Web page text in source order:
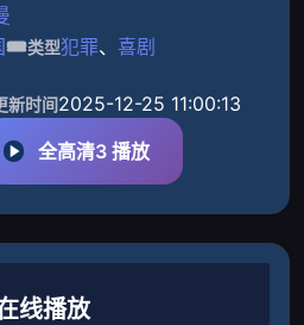
类型犯罪、 喜剧
新时间2025-12-25 11:00:13
全高清3 播放
线播放